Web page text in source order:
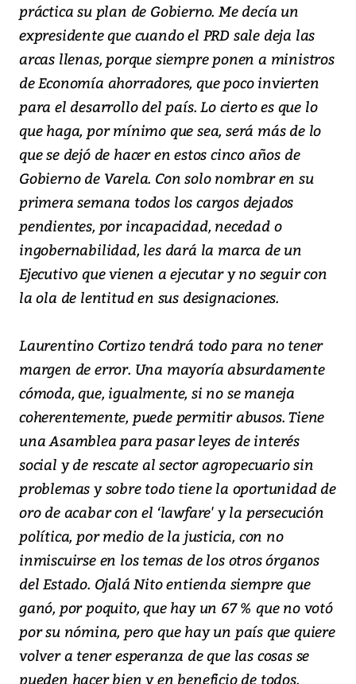
práctica su plan de Gobierno. Me decía un
expresidente que cuando el PRD sale deja las
arcas llenas, porque siempre ponen a ministros
de Economía ahorradores, que poco invierten
para el desarrollo del país. Lo cierto es que lo
que haga, por mínimo que sea, será más de lo
que se dejó de hacer en estos cinco años de
Gobierno de Varela. Con solo nombrar en su
primera semana todos los cargos dejados
pendientes, por incapacidad, necedad o
ingobernabilidad, les dará la marca de un
Ejecutivo que vienen a ejecutar y no seguir con
la ola de lentitud en sus designaciones.
Laurentino Cortizo tendrá todo para no tener
margen de error. Una mayoría absurdamente
cómoda, que, igualmente, si no se maneja
coherentemente, puede permitir abusos. Tiene
una Asamblea para pasar leyes de interés
social y de rescate al sector agropecuario sin
problemas y sobre todo tiene la oportunidad de
oro de acabar con el ‘lawfare' y la persecución
política, por medio de la justicia, con no
inmiscuirse en los temas de los otros órganos
del Estado. Ojalá Nito entienda siempre que
ganó, por poquito, que hay un 67 % que no votó
por su nómina, pero que hay un país que quiere
volver a tener esperanza de que las cosas se
pueden hacer bien y en beneficio de todos.